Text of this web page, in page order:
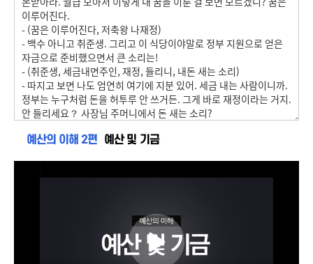
예산의 이해 2편 예산 및 기금